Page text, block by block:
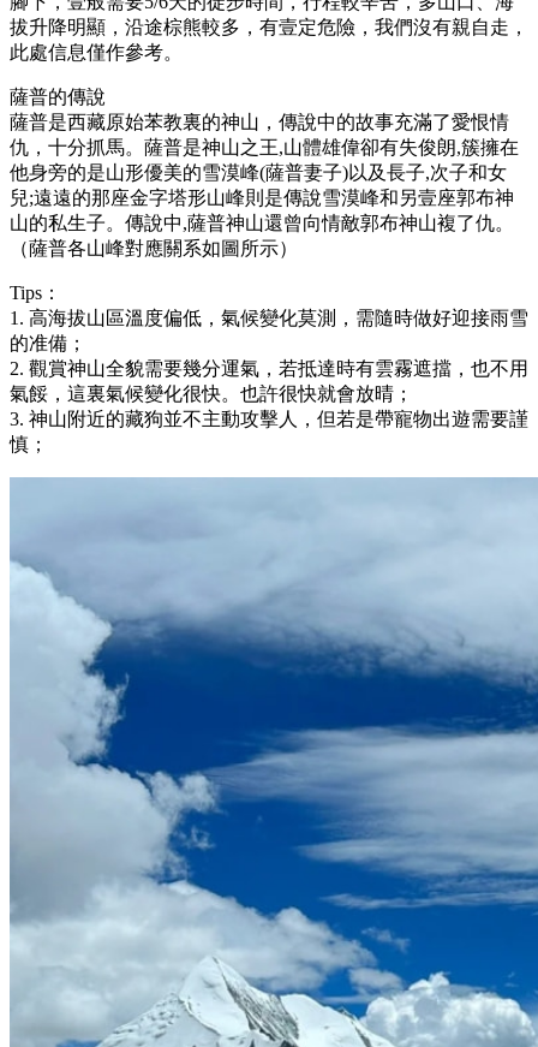
拔升降明顯，沿途棕熊較多，有壹定危險，我們沒有親自走，
此處信息僅作參考。
薩普的傳說
薩普是西藏原始苯教裏的神山，傳說中的故事充滿了愛恨情
仇，十分抓馬。薩普是神山之王,山體雄偉卻有失俊朗,簇擁在
他身旁的是山形優美的雪漠峰(薩普妻子)以及長子,次子和女
兒;遠遠的那座金字塔形山峰則是傳說雪漠峰和另壹座郭布神
山的私生子。傳說中,薩普神山還曾向情敵郭布神山複了仇。
（薩普各山峰對應關系如圖所示）
Tips：
1. 高海拔山區溫度偏低，氣候變化莫測，需隨時做好迎接雨雪
的准備；
2. 觀賞神山全貌需要幾分運氣，若抵達時有雲霧遮擋，也不用
氣餒，這裏氣候變化很快。也許很快就會放晴；
3. 神山附近的藏狗並不主動攻擊人，但若是帶寵物出遊需要謹
慎；